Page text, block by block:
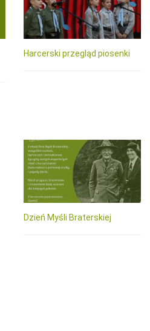
Harcerski przegląd piosenki
Dzień Myśli Braterskiej